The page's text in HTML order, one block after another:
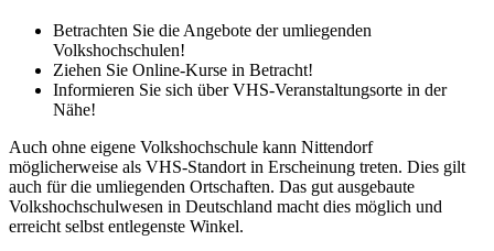
Betrachten Sie die Angebote der umliegenden
Volkshochschulen!
Ziehen Sie Online-Kurse in Betracht!
Informieren Sie sich über VHS-Veranstaltungsorte in der
Nähe!
Auch ohne eigene Volkshochschule kann Nittendorf
möglicherweise als VHS-Standort in Erscheinung treten. Dies gilt
auch für die umliegenden Ortschaften. Das gut ausgebaute
Volkshochschulwesen in Deutschland macht dies möglich und
erreicht selbst entlegenste Winkel.